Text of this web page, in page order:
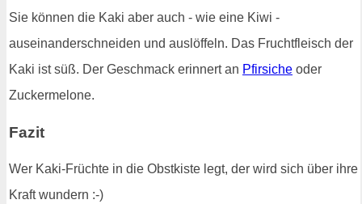
Sie können die Kaki aber auch - wie eine Kiwi -
auseinanderschneiden und auslöffeln. Das Fruchtfleisch der
Kaki ist süß. Der Geschmack erinnert an Pfirsiche oder
Zuckermelone.
Fazit
Wer Kaki-Früchte in die Obstkiste legt, der wird sich über ihre
Kraft wundern :-)